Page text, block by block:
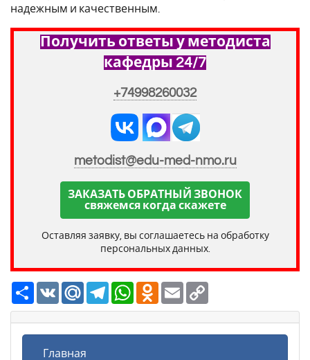
надежным и качественным.
Получить ответы у методиста
кафедры 24/7
+74998260032
metodist@edu-med-nmo.ru
ЗАКАЗАТЬ ОБРАТНЫЙ ЗВОНОК
свяжемся когда скажете
Оставляя заявку, вы соглашаетесь на обработку
персональных данных.
РесурсVK Mail.Ru TelegramWhatsAppOdnoklassniki
Email
Главная